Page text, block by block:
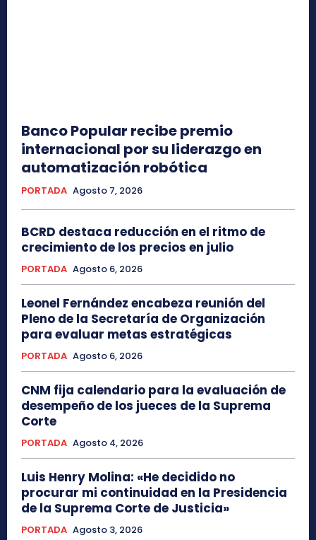
Banco Popular recibe premio
internacional por su liderazgo en
automatización robótica
PORTADA Agosto 7, 2026
BCRD destaca reducción en el ritmo de
crecimiento de los precios en julio
PORTADA Agosto 6, 2026
Leonel Fernández encabeza reunión del
Pleno de la Secretaría de Organización
para evaluar metas estratégicas
PORTADA Agosto 6, 2026
CNM fija calendario para la evaluación de
desempeño de los jueces de la Suprema
Corte
PORTADA Agosto 4, 2026
Luis Henry Molina: «He decidido no
procurar mi continuidad en la Presidencia
de la Suprema Corte de Justicia»
PORTADA Agosto 3, 2026